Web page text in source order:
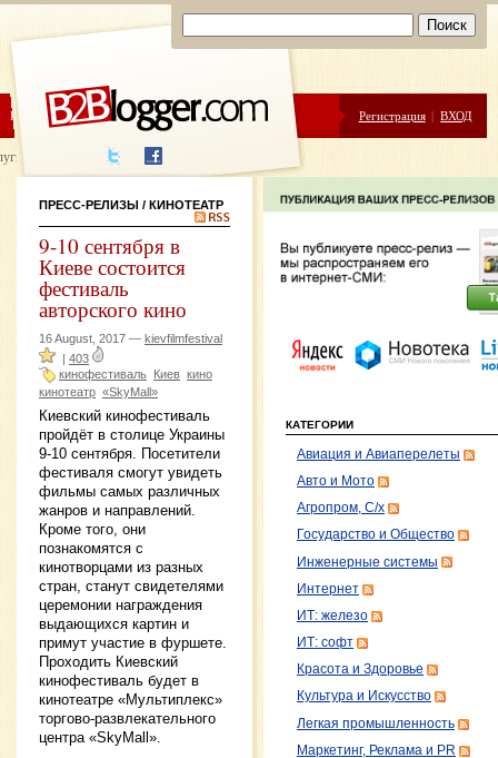
ЦЕНЫ ПОМОЩЬ Регистрация | ВХОД
написания
ПРЕСС-РЕЛИЗЫ / КИНОТЕАТР
9-10 сентября в
Киеве состоится
фестиваль
авторского кино
16 August, 2017 — kievfilmfestival
| 403
кинофестиваль Киев кино
кинотеатр «SkyMall»
Киевский кинофестиваль
пройдёт в столице Украины
9-10 сентября. Посетители
фестиваля смогут увидеть
фильмы самых различных
жанров и направлений.
Кроме того, они
познакомятся с
кинотворцами из разных
стран, станут свидетелями
церемонии награждения
выдающихся картин и
примут участие в фуршете.
Проходить Киевский
кинофестиваль будет в
кинотеатре «Мультиплекс»
торгово-развлекательного
центра «SkyMall».
КАТЕГОРИИ
Авиация и Авиаперелеты
Авто и Мото
Агропром, С/х
Государство и Общество
Инженерные системы
Интернет
ИТ: железо
ИТ: софт
Красота и Здоровье
Культура и Искусство
Легкая промышленность
Маркетинг, Реклама и PR